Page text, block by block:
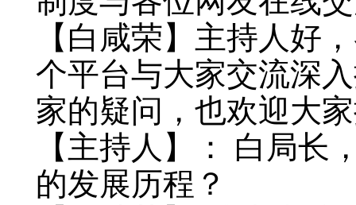
【白咸荣】主持人好
个平台与大家交流深
家的疑问，也欢迎大
【主持人】： 白局长
的发展历程？